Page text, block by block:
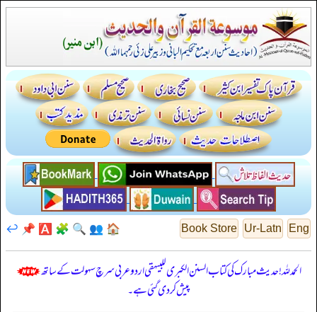
Eng
Ur-Latn
Book Store
🏠
👥
🔍
🧩
🅰️
📌
↩️
الحمدللہ! حدیث مبارک کی کتاب السنن الكبرى للبيهقي اردو عربی سرچ سہولت کے ساتھ
پیش کر دی گئی ہے۔